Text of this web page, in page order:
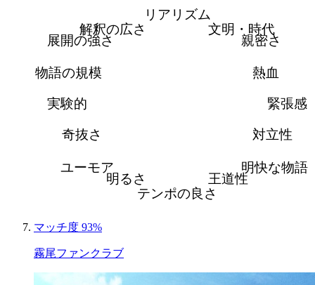
リアリズム
文明・時代
親密さ
熱血
緊張感
対立性
明快な物語
王道性
テンポの良さ
明るさ
ユーモア
奇抜さ
実験的
物語の規模
展開の強さ
解釈の広さ
マッチ度 93%
霧尾ファンクラブ